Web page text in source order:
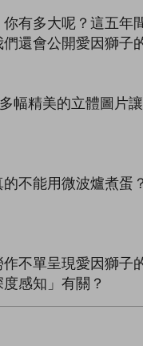
有多大呢？這五年
還會公開愛因獅子
幅精美的立體圖片
不能用微波爐煮蛋
不單呈現愛因獅子
感知」有關？